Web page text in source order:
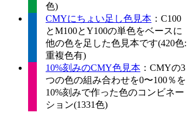
色)
CMYにちょい足し色見本 ：C100
とM100とY100の単色をベースに
他の色を足した色見本です(420色:
重複色有)
10%刻みのCMY色見本 ：CMYの3
つの色の組み合わせを0〜100％を
10%刻みで作った色のコンビネー
ション(1331色)